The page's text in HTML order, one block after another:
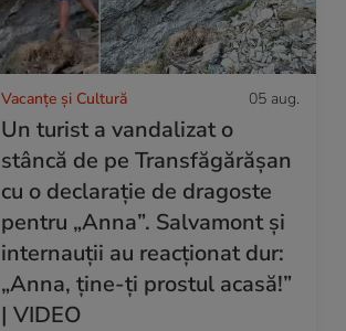
Vacanțe și Cultură 05 aug.
Un turist a vandalizat o
stâncă de pe Transfăgărășan
cu o declarație de dragoste
pentru „Anna”. Salvamont și
internauții au reacționat dur:
„Anna, ține-ți prostul acasă!”
| VIDEO